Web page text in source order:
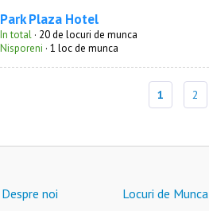
Park Plaza Hotel
In total · 20 de locuri de munca
Nisporeni · 1 loc de munca
1 2
Despre noi Locuri de Munca